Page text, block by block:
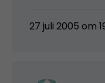
27 juli 2005 om